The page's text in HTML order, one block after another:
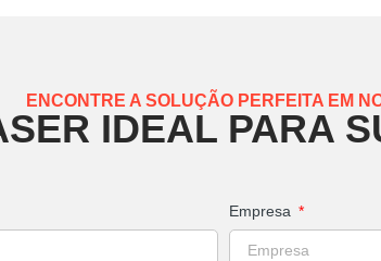
ENCONTRE A SOLUÇÃO PERFEITA EM
IDEAL PARA
Empresa